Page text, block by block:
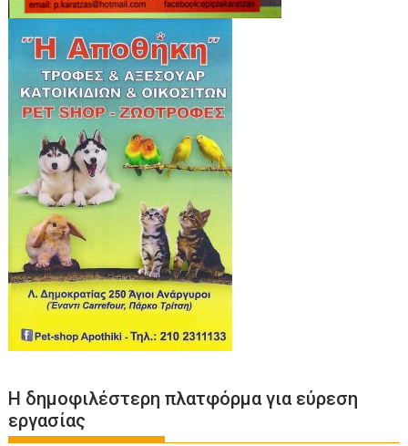
Η δημοφιλέστερη πλατφόρμα για εύρεση
εργασίας